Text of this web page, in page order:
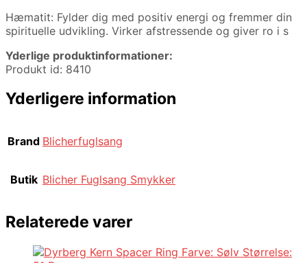
Hæmatit: Fylder dig med positiv energi og fremmer din
spirituelle udvikling. Virker afstressende og giver ro i s
Yderlige produktinformationer:
Produkt id: 8410
Yderligere information
Brand Blicherfuglsang
Butik Blicher Fuglsang Smykker
Relaterede varer